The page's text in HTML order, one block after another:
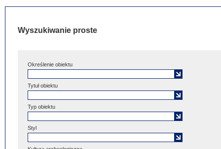
Wyszukiwanie proste
Określenie obiektu
Tytuł obiektu
Typ obiektu
Styl